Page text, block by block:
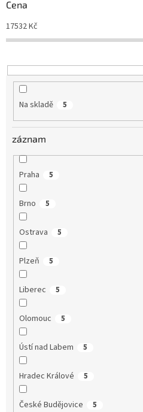
o
d
u
t
ů
Cena
17532Kč
Na skladě 5
záznam
Praha 5
Brno 5
Ostrava 5
Plzeň 5
Liberec 5
Olomouc 5
Ústí nad Labem 5
Hradec Králové 5
České Budějovice 5